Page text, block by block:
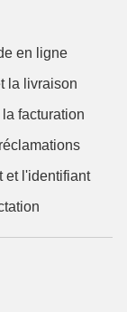
en ligne
la livraison
facturation
et l'identifiant